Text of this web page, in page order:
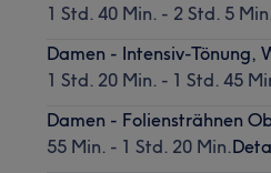
1 Std. 40 Min. - 2 Std. 5 Min.
Damen - Intensiv-Tönung,
1 Std. 20 Min. - 1 Std. 45
Damen - Foliensträhnen
55 Min. - 1 Std. 20 Min.